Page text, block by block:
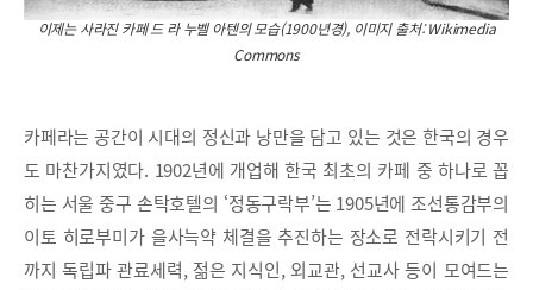
이제는 사라진 카페 드 라 누벨 아텐의 모습(1900년경), 이미지 출처: Wikimedia
Commons
카페라는 공간이 시대의 정신과 낭만을 담고 있는 것은 한국의 경우
도 마찬가지였다. 1902년에 개업해 한국 최초의 카페 중 하나로 꼽
히는 서울 중구 손탁호텔의 ‘정동구락부’는 1905년에 조선통감부의
이토 히로부미가 을사늑약 체결을 추진하는 장소로 전락시키기 전
까지 독립파 관료세력, 젊은 지식인, 외교관, 선교사 등이 모여드는